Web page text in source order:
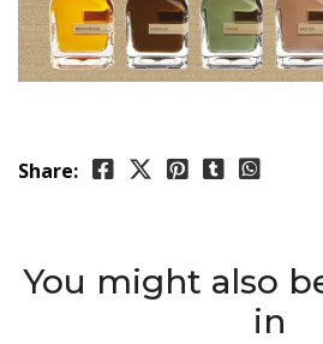
Share:
You might also
in